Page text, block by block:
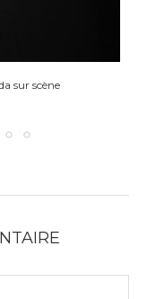
sur scène